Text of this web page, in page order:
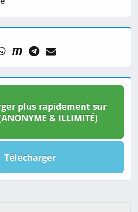
plus rapidement sur
& ILLIMITÉ)
Télécharger